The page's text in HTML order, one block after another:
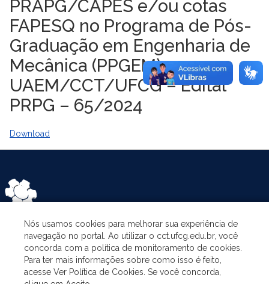
PRAPG/CAPES e/ou cotas
FAPESQ no Programa de Pós-
Graduação em Engenharia de
Mecânica (PPGEM)
UAEM/CCT/UFCG – Edital
PRPG – 65/2024
Download
CATEGORIES
THE PROGRAM
Nós usamos cookies para melhorar sua experiência de
navegação no portal. Ao utilizar o cct.ufcg.edu.br, você
concorda com a política de monitoramento de cookies.
Para ter mais informações sobre como isso é feito,
acesse Ver Política de Cookies. Se você concorda,